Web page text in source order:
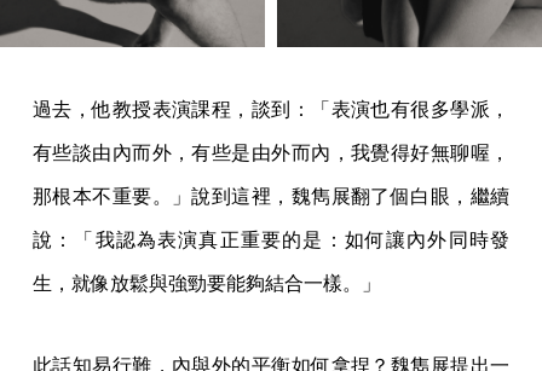
過去，他教授表演課程，談到：「表演也有很多學派，
有些談由內而外，有些是由外而內，我覺得好無聊喔，
那根本不重要。」說到這裡，魏雋展翻了個白眼，繼續
說：「我認為表演真正重要的是：如何讓內外同時發
生，就像放鬆與強勁要能夠結合一樣。」
此話知易行難，內與外的平衡如何拿捏？魏雋展提出一